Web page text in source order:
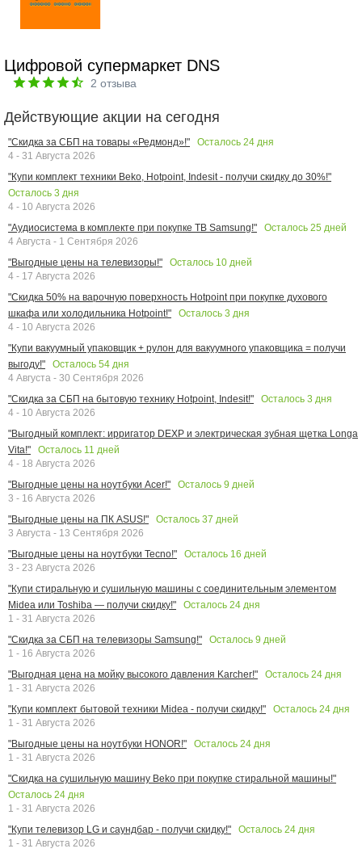
Цифровой супермаркет DNS
2 отзыва
Действующие акции на сегодня
"Скидка за СБП на товары «Редмонд»!" Осталось 24 дня
4 - 31 Августа 2026
"Купи комплект техники Beko, Hotpoint, Indesit - получи скидку до 30%!"
Осталось 3 дня
4 - 10 Августа 2026
"Аудиосистема в комплекте при покупке ТВ Samsung!"
Осталось 25 дней
4 Августа - 1 Сентября 2026
"Выгодные цены на телевизоры!"
Осталось 10 дней
4 - 17 Августа 2026
"Скидка 50% на варочную поверхность Hotpoint при покупке духового
шкафа или холодильника Hotpoint!"
Осталось 3 дня
4 - 10 Августа 2026
"Купи вакуумный упаковщик + рулон для вакуумного упаковщика = получи
выгоду!"
Осталось 54 дня
4 Августа - 30 Сентября 2026
"Скидка за СБП на бытовую технику Hotpoint, Indesit!"
Осталось 3 дня
4 - 10 Августа 2026
"Выгодный комплект: ирригатор DEXP и электрическая зубная щетка Longa
Vita!"
Осталось 11 дней
4 - 18 Августа 2026
"Выгодные цены на ноутбуки Acer!"
Осталось 9 дней
3 - 16 Августа 2026
"Выгодные цены на ПК ASUS!"
Осталось 37 дней
3 Августа - 13 Сентября 2026
"Выгодные цены на ноутбуки Tecno!"
Осталось 16 дней
3 - 23 Августа 2026
"Купи стиральную и сушильную машины с соединительным элементом
Midea или Toshiba — получи скидку!"
Осталось 24 дня
1 - 31 Августа 2026
"Скидка за СБП на телевизоры Samsung!"
Осталось 9 дней
1 - 16 Августа 2026
"Выгодная цена на мойку высокого давления Karcher!"
Осталось 24 дня
1 - 31 Августа 2026
"Купи комплект бытовой техники Midea - получи скидку!"
Осталось 24 дня
1 - 31 Августа 2026
"Выгодные цены на ноутбуки HONOR!"
Осталось 24 дня
1 - 31 Августа 2026
"Скидка на сушильную машину Beko при покупке стиральной машины!"
Осталось 24 дня
1 - 31 Августа 2026
"Купи телевизор LG и саундбар - получи скидку!"
Осталось 24 дня
1 - 31 Августа 2026